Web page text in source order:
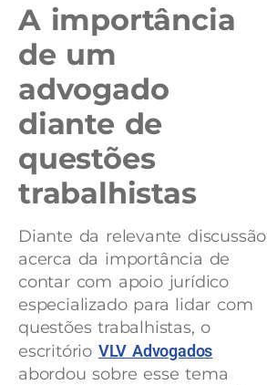
A importância
de um
advogado
diante de
questões
trabalhistas
Diante da relevante discussão
acerca da importância de
contar com apoio jurídico
especializado para lidar com
questões trabalhistas, o
escritório VLV Advogados
abordou sobre esse tema